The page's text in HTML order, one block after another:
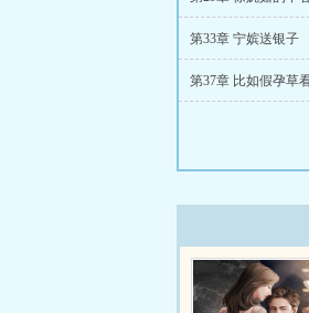
第33章 宁嫔送银子
第37章 比如假孕草